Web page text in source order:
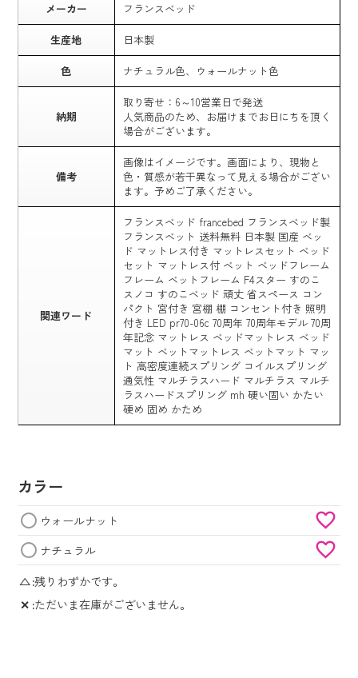
メーカー フランスベッド
生産地 日本製
色 ナチュラル色、ウォールナット色
納期
取り寄せ：6～10営業日で発送
人気商品のため、お届けまでお日にちを頂く
場合がございます。
備考
画像はイメージです。画面により、現物と
色・質感が若干異なって見える場合がござい
ます。予めご了承ください。
関連ワード
フランスベッド francebed フランスベッド製
フランスベット 送料無料 日本製 国産 ベッ
ド マットレス付き マットレスセット ベッド
セット マットレス付 ベット ベッドフレーム
フレーム ベットフレーム F4スター すのこ
スノコ すのこベッド 頑丈 省スペース コン
パクト 宮付き 宮棚 棚 コンセント付き 照明
付き LED pr70-06c 70周年 70周年モデル 70周
年記念 マットレス ベッドマットレス ベッド
マット ベットマットレス ベットマット マッ
ト 高密度連続スプリング コイルスプリング
通気性 マルチラスハード マルチラス マルチ
ラスハードスプリング mh 硬い固い かたい
硬め 固め かため
カラー
ウォールナット
ナチュラル
△ 残りわずかです。
✕ ただいま在庫がございません。